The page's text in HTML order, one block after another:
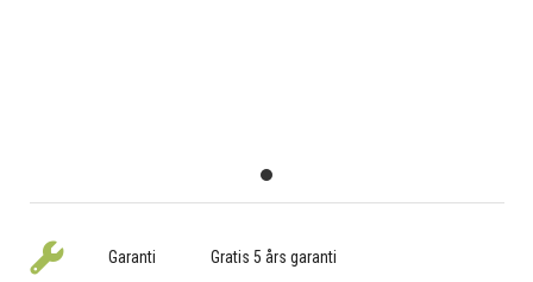
Garanti Gratis 5 års garanti